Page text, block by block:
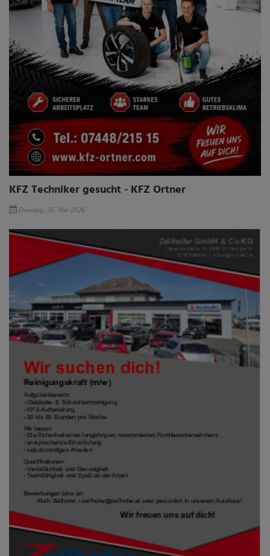
KFZ Techniker gesucht - KFZ Ortner
Dienstag, 26. Mai 2026